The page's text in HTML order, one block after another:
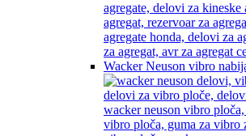
Wacker Neuson vibro